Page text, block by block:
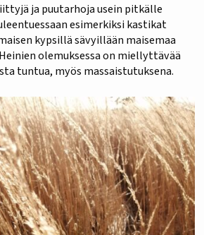
esimerkiksi kastikat
kypsillä sävyillään maisemaa
olemuksessa on miellyttävää
tuntua, myös massaistutuksena.